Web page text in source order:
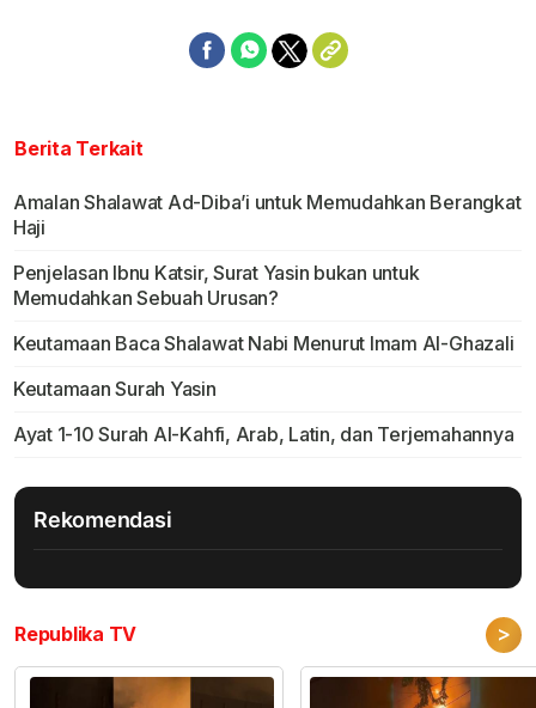
Berita Terkait
Amalan Shalawat Ad-Diba’i untuk Memudahkan Berangkat
Haji
Penjelasan Ibnu Katsir, Surat Yasin bukan untuk
Memudahkan Sebuah Urusan?
Keutamaan Baca Shalawat Nabi Menurut Imam Al-Ghazali
Keutamaan Surah Yasin
Ayat 1-10 Surah Al-Kahfi, Arab, Latin, dan Terjemahannya
Rekomendasi
Republika TV >